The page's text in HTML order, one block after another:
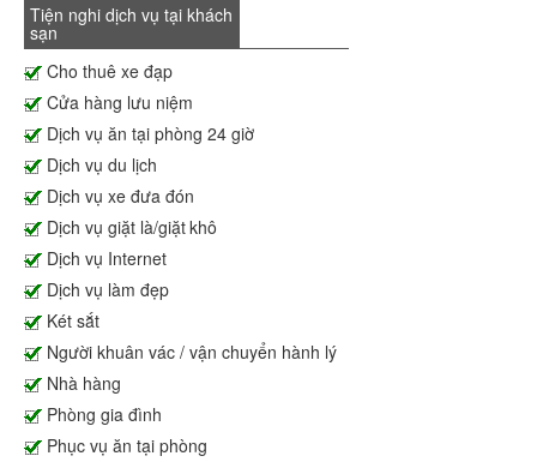
Tiện nghi dịch vụ tại khách
sạn
Cho thuê xe đạp
Cửa hàng lưu niệm
Dịch vụ ăn tại phòng 24 giờ
Dịch vụ du lịch
Dịch vụ xe đưa đón
Dịch vụ giặt là/giặt khô
Dịch vụ Internet
Dịch vụ làm đẹp
Két sắt
Người khuân vác / vận chuyển hành lý
Nhà hàng
Phòng gia đình
Phục vụ ăn tại phòng